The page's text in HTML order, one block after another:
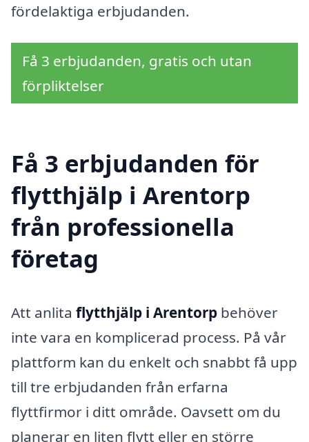
fördelaktiga erbjudanden.
Få 3 erbjudanden, gratis och utan
förpliktelser
Få 3 erbjudanden för
flytthjälp i Arentorp
från professionella
företag
Att anlita flytthjälp i Arentorp behöver
inte vara en komplicerad process. På vår
plattform kan du enkelt och snabbt få upp
till tre erbjudanden från erfarna
flyttfirmor i ditt område. Oavsett om du
planerar en liten flytt eller en större